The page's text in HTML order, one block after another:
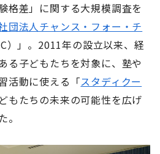
格差」に関する大規模調査を
団法人チャンス・フォー・チ
）」。2011年の設立以来、経
る子どもたちを対象に、塾や
活動に使える「スタディクー
もたちの未来の可能性を広げ
。